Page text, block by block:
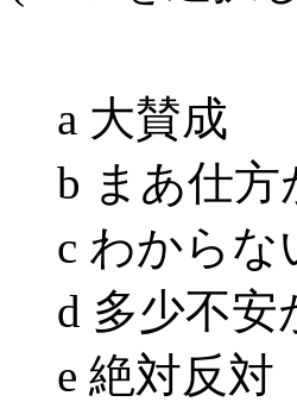
a 大賛成
b まあ仕方
c わからな
d 多少不安
e 絶対反対